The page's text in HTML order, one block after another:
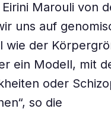
Marouli von
uns auf
wie der
ein Modell, mit
oder
so die